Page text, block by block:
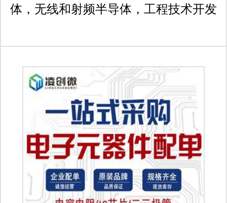
体，无线和射频半导体，工程技术开发
方案